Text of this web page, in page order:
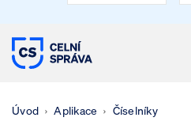
CELNÍ
Úvod Aplikace Číselníky